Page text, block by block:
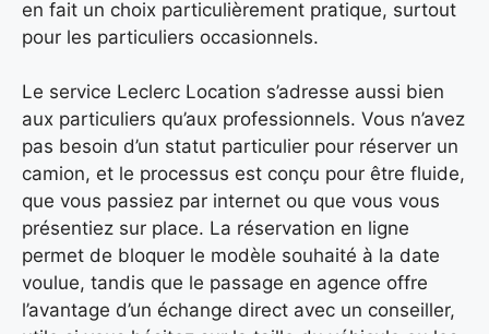
en fait un choix particulièrement pratique, surtout
pour les particuliers occasionnels.
Le service Leclerc Location s’adresse aussi bien
aux particuliers qu’aux professionnels. Vous n’avez
pas besoin d’un statut particulier pour réserver un
camion, et le processus est conçu pour être fluide,
que vous passiez par internet ou que vous vous
présentiez sur place. La réservation en ligne
permet de bloquer le modèle souhaité à la date
voulue, tandis que le passage en agence offre
l’avantage d’un échange direct avec un conseiller,